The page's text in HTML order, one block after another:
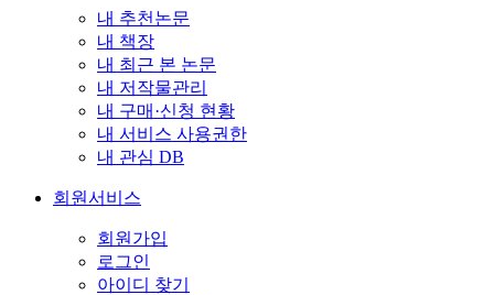
내 추천논문
내 책장
내 최근 본 논문
내 저작물관리
내 구매·신청 현황
내 서비스 사용권한
내 관심 DB
회원서비스
회원가입
로그인
아이디 찾기